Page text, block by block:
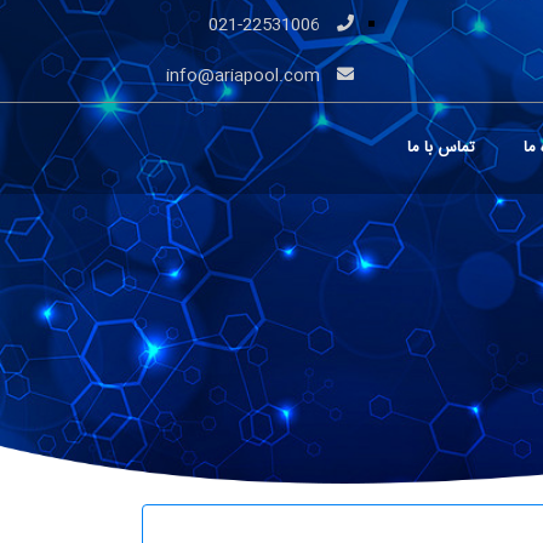
info@ariapool.com
ما تماس با ما